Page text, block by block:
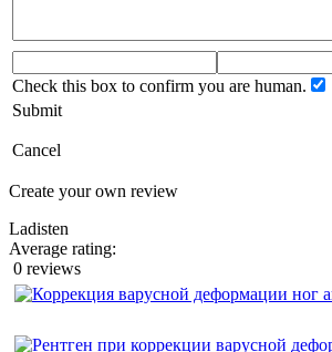
Check this box to confirm you are human.
Submit
Cancel
Create your own review
Ladisten
Average rating:
0 reviews